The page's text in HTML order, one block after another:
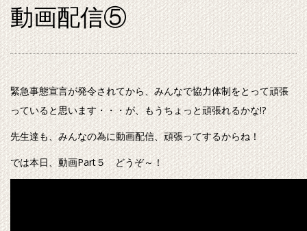
動画配信⑤
緊急事態宣言が発令されてから、みんなで協力体制をとって頑張
っていると思います・・・が、もうちょっと頑張れるかな!?
先生達も、みんなの為に動画配信、頑張ってするからね！
では本日、動画Part５ どうぞ～！